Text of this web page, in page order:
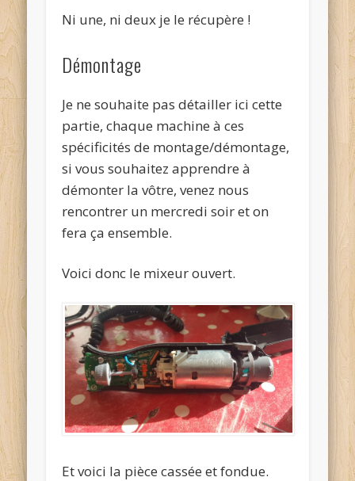
Ni une, ni deux je le récupère !
Démontage
Je ne souhaite pas détailler ici cette
partie, chaque machine à ces
spécificités de montage/démontage,
si vous souhaitez apprendre à
démonter la vôtre, venez nous
rencontrer un mercredi soir et on
fera ça ensemble.
Voici donc le mixeur ouvert.
Et voici la pièce cassée et fondue.